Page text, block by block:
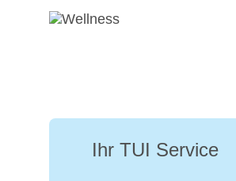
Ihr TUI Service